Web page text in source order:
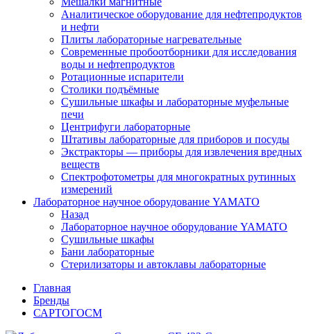
Аналитическое оборудование для нефтепродуктов
и нефти
Плиты лабораторные нагревательные
Современные пробоотборники для исследования
воды и нефтепродуктов
Ротационные испарители
Столики подъёмные
Сушильные шкафы и лабораторные муфельные
печи
Центрифуги лабораторные
Штативы лабораторные для приборов и посуды
Экстракторы — приборы для извлечения вредных
веществ
Спектрофотометры для многократных рутинных
измерений
Лабораторное научное оборудование YAMATO
Назад
Лабораторное научное оборудование YAMATO
Сушильные шкафы
Бани лабораторные
Стерилизаторы и автоклавы лабораторные
Главная
Бренды
САРТОГОСМ